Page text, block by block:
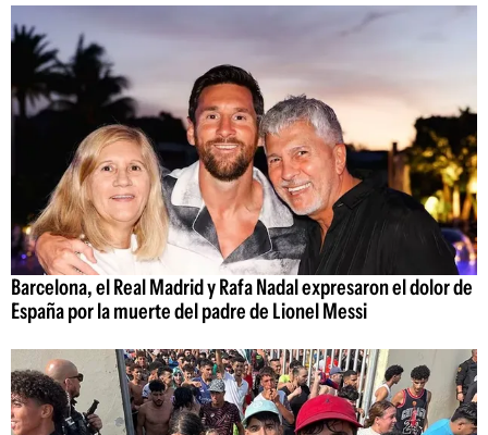
Barcelona, el Real Madrid y Rafa Nadal expresaron el dolor de
España por la muerte del padre de Lionel Messi